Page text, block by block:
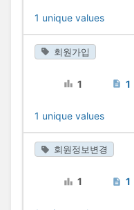
1 unique values
회원가입
1 1
1 unique values
회원정보변경
1 1